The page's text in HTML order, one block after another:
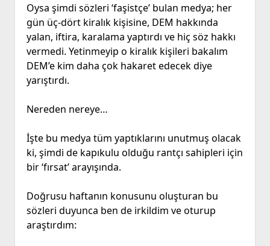
Oysa şimdi sözleri ‘faşistçe’ bulan medya; her
gün üç-dört kiralık kişisine, DEM hakkında
yalan, iftira, karalama yaptırdı ve hiç söz hakkı
vermedi. Yetinmeyip o kiralık kişileri bakalım
DEM’e kim daha çok hakaret edecek diye
yarıştırdı.
Nereden nereye…
İşte bu medya tüm yaptıklarını unutmuş olacak
ki, şimdi de kapıkulu olduğu rantçı sahipleri için
bir ‘fırsat’ arayışında.
Doğrusu haftanın konusunu oluşturan bu
sözleri duyunca ben de irkildim ve oturup
araştırdım: